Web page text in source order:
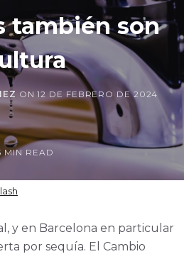
también son
ON12 DE FEBRERO DE 2024
MIN READ
y en Barcelona en particular
por sequía. El Cambio